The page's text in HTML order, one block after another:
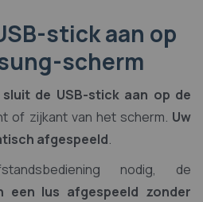
stick aan op
scherm
sluit de USB-stick aan op de
of zijkant van het scherm. Uw
afgespeeld.
nodig, de
een lus afgespeeld zonder